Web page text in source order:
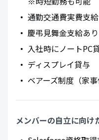
通勤交通費実費支
慶弔見舞金支給あり
入社時にノートPC
ディスプレイ貸与
ベアーズ制度（家事
メンバーの自立に向け